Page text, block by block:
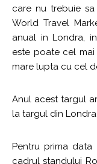
care nu trebuie
World Travel
anual in Londra,
este poate cel
mare lupta cu cel
Anul acest targul
la targul din
Pentru prima
cadrul standului